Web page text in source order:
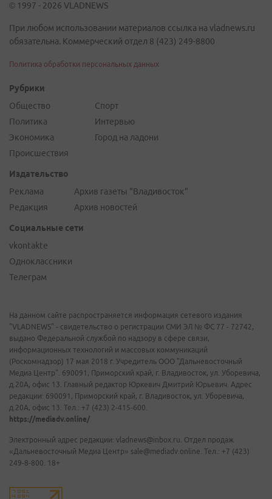
© 1997 - 2026 VLADNEWS
При любом использовании материалов ссылка на vladnews.ru
обязательна. Коммерческий отдел 8 (423) 249-8800
Политика обработки персональных данных
Рубрики
Общество
Политика
Экономика
Происшествия
Спорт
Интервью
Город на ладони
Издательство
Реклама
Редакция
Архив газеты "Владивосток"
Архив новостей
Социальные сети
vkontakte
Одноклассники
Телеграм
На данном сайте распространяется информация сетевого издания
"VLADNEWS" - свидетельство о регистрации СМИ ЭЛ № ФС 77 - 72742,
выдано Федеральной службой по надзору в сфере связи,
информационных технологий и массовых коммуникаций
(Роскомнадзор) 17 мая 2018 г. Учредитель ООО "Дальневосточный
Медиа Центр". 690091, Приморский край, г. Владивосток, ул. Уборевича,
д.20А, офис 13. Главный редактор Юркевич Дмитрий Юрьевич. Адрес
редакции: 690091, Приморский край, г. Владивосток, ул. Уборевича,
д.20А, офис 13. Тел.: +7 (423) 2-415-600.
https://mediadv.online/
Электронный адрес редакции: vladnews@inbox.ru. Отдел продаж
«Дальневосточный Медиа Центр» sale@mediadv.online. Тел.: +7 (423)
249-8-800. 18+